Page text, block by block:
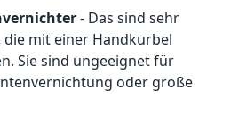
- Das sind sehr
die mit einer Handkurbel
Sie sind ungeeignet für
oder große